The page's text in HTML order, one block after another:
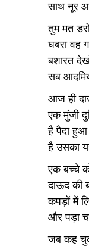
साथ नूर
तुम मत
घबरा वह
बशारत
सब
आज ही
एक मुंजी
है पैदा
है उसका
एक बच्चे
दाऊद की
कपड़ों में
और पड़ा
जब कह